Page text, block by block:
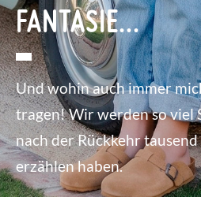
FANTASIE...
Und wohin auch immer
tragen! Wir werden so viel
nach der Rückkehr
erzählen haben.